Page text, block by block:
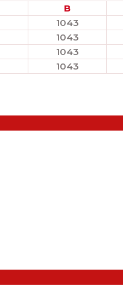
B
1043
1043
1043
1043